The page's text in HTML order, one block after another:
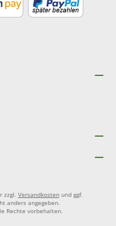
zzgl. Versandkostenund ggf.
anders angegeben.
Rechte vorbehalten.